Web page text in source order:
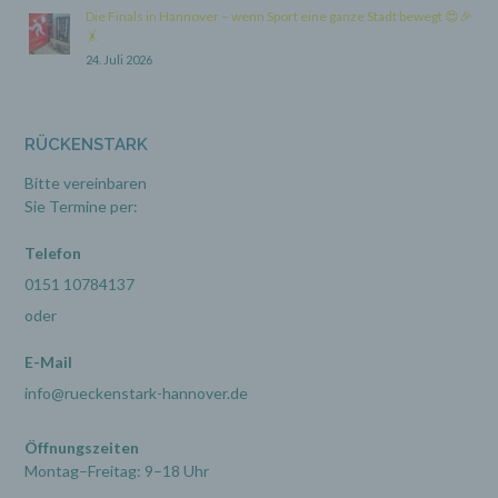
Die Finals in Hannover – wenn Sport eine ganze Stadt bewegt 😍🎉
🤸
24. Juli 2026
RÜCKENSTARK
Bitte vereinbaren
Sie Termine per:
Telefon
0151 10784137
oder
E-Mail
info@rueckenstark-hannover.de
Öffnungszeiten
Montag–Freitag: 9–18 Uhr
h) Auftragsverarbeiter
andere Stelle, die personenbezogene Daten im
Empfänger ist eine natürliche oder juristische
Untersuchungsauftrags nach dem Unionsrecht
erhalten, gelten jedoch nicht als Empfänger.